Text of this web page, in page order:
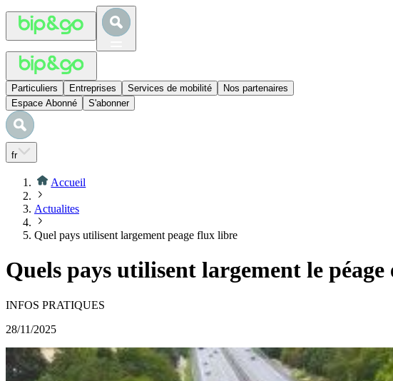
Particuliers Entreprises Services de mobilité
Nos partenaires
Espace Abonné
S'abonner
fr
Accueil
Actualites
Quel pays utilisent largement peage flux libre
Quels pays utilisent largement le
INFOS PRATIQUES
28/11/2025